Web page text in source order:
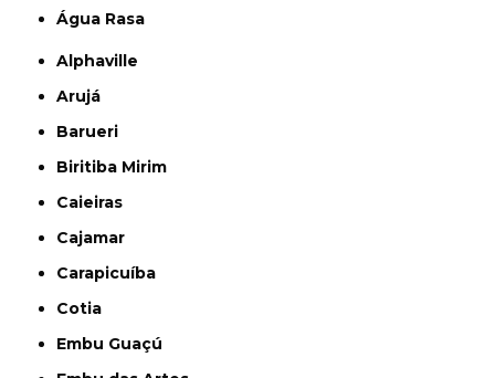
Água Rasa
Alphaville
Arujá
Barueri
Biritiba Mirim
Caieiras
Cajamar
Carapicuíba
Cotia
Embu Guaçú